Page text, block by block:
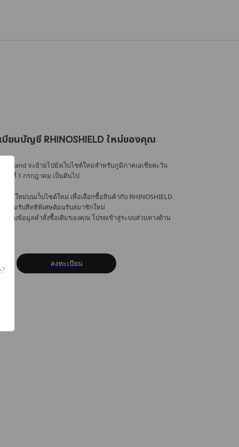
บียนบัญชี RHINOSHIELD ใหม่ของคุณ
Thailand จะย้ายไปยังเว็บไซต์ใหม่สำหรับภูมิภาคเอเชียตะวัน
ต่วันที่ 1 กรกฎาคม เป็นต้นไป
บัญชีใหม่บนเว็บไซต์ใหม่ เพื่อเลือกซื้อสินค้ากับ RHINOSHIELD
พร้อมรับสิทธิพิเศษต้อนรับสมาชิกใหม่
วจสอบข้อมูลคำสั่งซื้อเดิมของคุณ โปรดเข้าสู่ระบบส่วนทางด้าน